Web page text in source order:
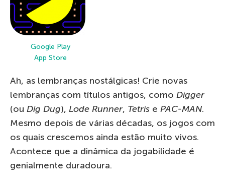
Google Play
App Store
Ah, as lembranças nostálgicas! Crie novas
lembranças com títulos antigos, como Digger
(ou Dig Dug), Lode Runner, Tetris e PAC-MAN.
Mesmo depois de várias décadas, os jogos com
os quais crescemos ainda estão muito vivos.
Acontece que a dinâmica da jogabilidade é
genialmente duradoura.